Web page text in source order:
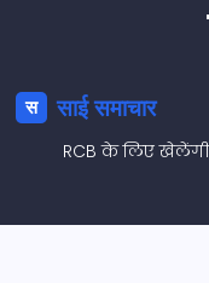
RCB के लिए